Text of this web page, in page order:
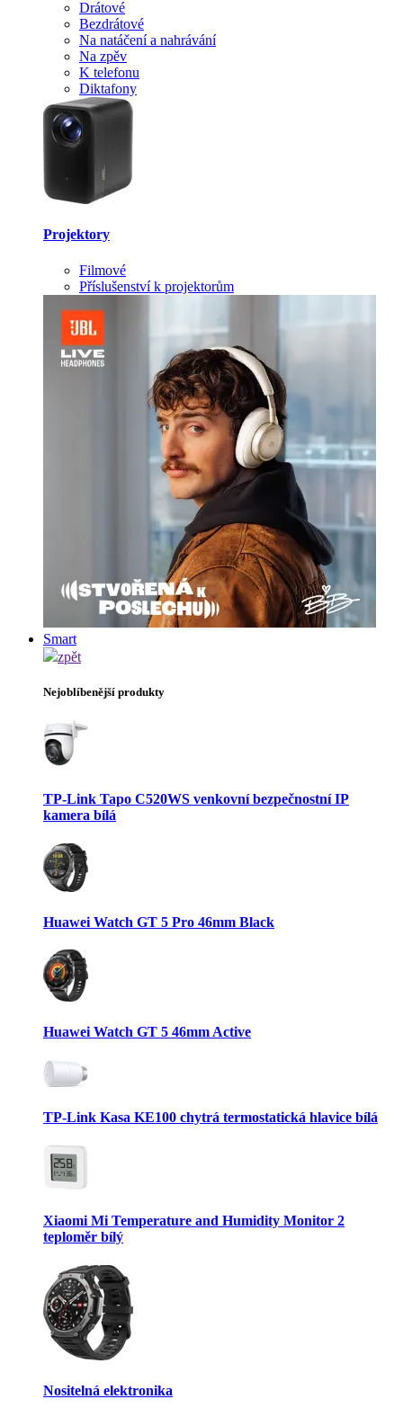
Drátové
Bezdrátové
Na natáčení a nahrávání
Na zpěv
K telefonu
Diktafony
Projektory
Filmové
Příslušenství k projektorům
Smart
zpět
Nejoblíbenější produkty
TP-Link Tapo C520WS venkovní bezpečnostní IP
kamera bílá
Huawei Watch GT 5 Pro 46mm Black
Huawei Watch GT 5 46mm Active
TP-Link Kasa KE100 chytrá termostatická hlavice bílá
Xiaomi Mi Temperature and Humidity Monitor 2
teploměr bílý
Nositelná elektronika